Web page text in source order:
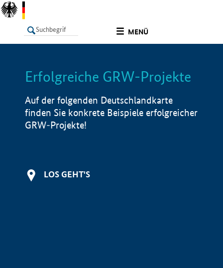
MENÜ
LISTE Info
Erfolgreiche GRW-Projekte
Auf der folgenden Deutschlandkarte
finden Sie konkrete Beispiele erfolgreicher
GRW-Projekte!
LOS GEHT'S